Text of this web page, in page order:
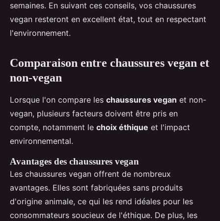
semaines. En suivant ces conseils, vos chaussures
vegan resteront en excellent état, tout en respectant
l'environnement.
Comparaison entre chaussures vegan et
non-vegan
Lorsque l'on compare les chaussures vegan et non-
vegan, plusieurs facteurs doivent être pris en
compte, notamment le choix éthique et l'impact
environnemental.
Avantages des chaussures vegan
Les chaussures vegan offrent de nombreux
avantages. Elles sont fabriquées sans produits
d'origine animale, ce qui les rend idéales pour les
consommateurs soucieux de l'éthique. De plus, les